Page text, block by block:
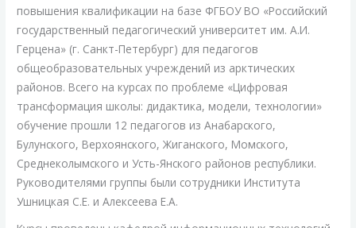
повышения квалификации на базе ФГБОУ ВО «Российский
государственный педагогический университет им. А.И.
Герцена» (г. Санкт-Петербург) для педагогов
общеобразовательных учреждений из арктических
районов. Всего на курсах по проблеме «Цифровая
трансформация школы: дидактика, модели, технологии»
обучение прошли 12 педагогов из Анабарского,
Булунского, Верхоянского, Жиганского, Момского,
Среднеколымского и Усть-Янского районов республики.
Руководителями группы были сотрудники Института
Ушницкая С.Е. и Алексеева Е.А.